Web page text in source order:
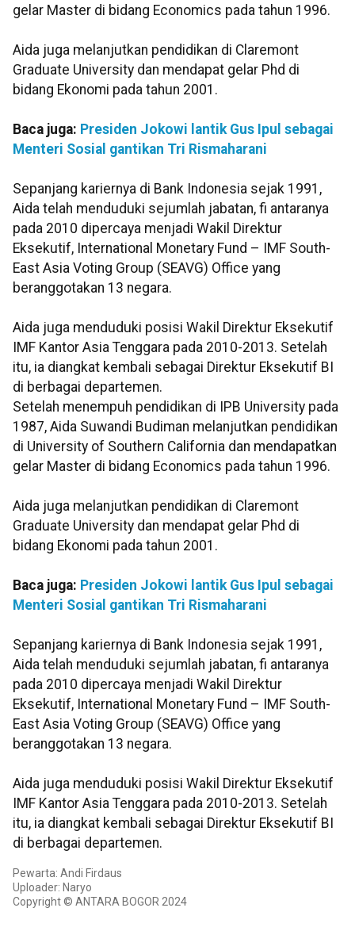
gelar Master di bidang Economics pada tahun 1996.
Aida juga melanjutkan pendidikan di Claremont
Graduate University dan mendapat gelar Phd di
bidang Ekonomi pada tahun 2001.
Baca juga: Presiden Jokowi lantik Gus Ipul sebagai
Menteri Sosial gantikan Tri Rismaharani
Sepanjang kariernya di Bank Indonesia sejak 1991,
Aida telah menduduki sejumlah jabatan, fi antaranya
pada 2010 dipercaya menjadi Wakil Direktur
Eksekutif, International Monetary Fund – IMF South-
East Asia Voting Group (SEAVG) Office yang
beranggotakan 13 negara.
Aida juga menduduki posisi Wakil Direktur Eksekutif
IMF Kantor Asia Tenggara pada 2010-2013. Setelah
itu, ia diangkat kembali sebagai Direktur Eksekutif BI
di berbagai departemen.
Setelah menempuh pendidikan di IPB University pada
1987, Aida Suwandi Budiman melanjutkan pendidikan
di University of Southern California dan mendapatkan
gelar Master di bidang Economics pada tahun 1996.
Aida juga melanjutkan pendidikan di Claremont
Graduate University dan mendapat gelar Phd di
bidang Ekonomi pada tahun 2001.
Baca juga: Presiden Jokowi lantik Gus Ipul sebagai
Menteri Sosial gantikan Tri Rismaharani
Sepanjang kariernya di Bank Indonesia sejak 1991,
Aida telah menduduki sejumlah jabatan, fi antaranya
pada 2010 dipercaya menjadi Wakil Direktur
Eksekutif, International Monetary Fund – IMF South-
East Asia Voting Group (SEAVG) Office yang
beranggotakan 13 negara.
Aida juga menduduki posisi Wakil Direktur Eksekutif
IMF Kantor Asia Tenggara pada 2010-2013. Setelah
itu, ia diangkat kembali sebagai Direktur Eksekutif BI
di berbagai departemen.
Pewarta: Andi Firdaus
Uploader: Naryo
Copyright © ANTARA BOGOR 2024